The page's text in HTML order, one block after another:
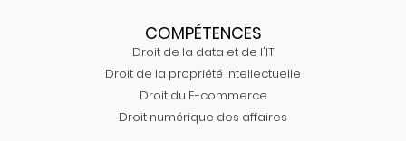
COMPÉTENCES
Droit de la data et de l'IT
Droit de la propriété Intellectuelle
Droit du E-commerce
Droit numérique des affaires